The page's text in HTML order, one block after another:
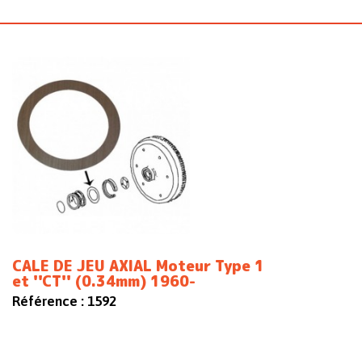
CALE DE JEU AXIAL Moteur Type 1
et ''CT'' (0.34mm) 1960-
Référence : 1592